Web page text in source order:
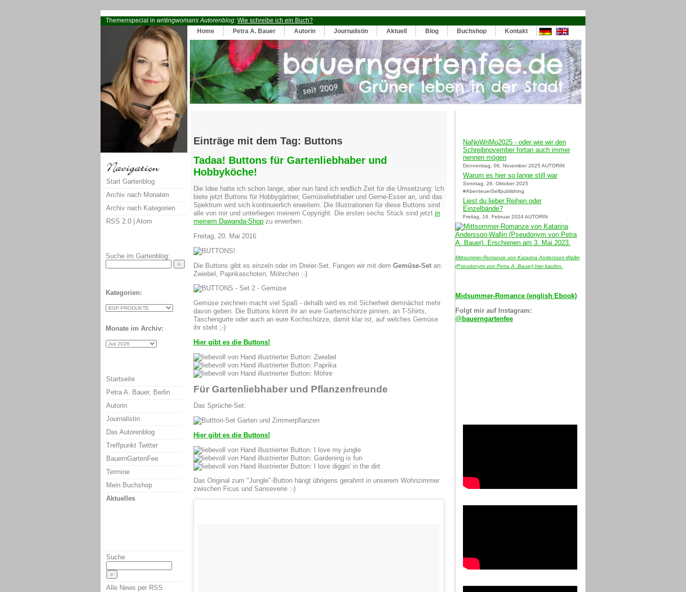
Themenspecial in writingwomans Autorenblog: Wie schreibe ich ein Buch?
Home
Petra A. Bauer Autorin Journalistin Aktuell Blog Buchshop Kontakt
Einträge mit dem Tag: Buttons
Tadaa! Buttons für Gartenliebhaber und
Hobbyköche!
Die Idee hatte ich schon lange, aber nun fand ich endlich Zeit für die Umsetzung: Ich
biete jetzt Buttons für Hobbygärtner, Gemüseliebhaber und Gerne-Esser an, und das
Spektrum wird sich kontinuierlich erweitern. Die Illustrationen für diese Buttons sind
alle von mir und unterliegen meinem Copyright. Die ersten sechs Stück sind jetzt in
meinem Dawanda-Shop zu erwerben.
Freitag, 20. Mai 2016
Die Buttons gibt es einzeln oder im Dreier-Set. Fangen wir mit dem Gemüse-Set an:
Zwiebel, Paprikaschoten, Möhrchen :-)
Gemüse zeichnen macht viel Spaß - dehalb wird es mit Sicherheit demnächst mehr
davon geben. Die Buttons könnt ihr an eure Gartenschürze pinnen, an T-Shirts,
Taschengurte oder auch an eure Kochschürze, damit klar ist, auf welches Gemüse
ihr steht ;-)
Hier gibt es die Buttons!
Für Gartenliebhaber und Pflanzenfreunde
Das Sprüche-Set:
Hier gibt es die Buttons!
Das Original zum "Jungle"-Button hängt übrigens gerahmt in unserem Wohnzimmer
zwischen Ficus und Sanseverie :-)
NaNoWriMo2025 - oder wie wir den
Schreibnovember fortan auch immer
nennen mögen
Donnerstag, 06. November 2025 AUTORIN
Warum es hier so lange still war
Sonntag, 26. Oktober 2025
#AbenteuerSelfpublishing
Liest du lieber Reihen oder
Einzelbände?
Freitag, 16. Februar 2024 AUTORIN
Mittsommer-Romanze von Katarina Andersson-Wallin
(Pseudonym von Petra A. Bauer) hier kaufen.
Midsummer-Romance (english Ebook)
Folgt mir auf Instagram:
@bauerngartenfee
Start Gartenblog
Archiv nach Monaten
Archiv nach Kategorien
RSS 2.0 | Atom
Suche im Gartenblog:
Kategorien:
Monate im Archiv:
Startseite
Petra A. Bauer, Berlin
Autorin
Journalistin
Das Autorenblog
Treffpunkt Twitter
BauernGartenFee
Termine
Mein Buchshop
Aktuelles
Suche
Alle News per RSS